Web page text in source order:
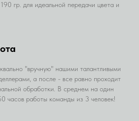
гр. для идеальной передачи цвета и
"вручную" нашими талантливыми
а после - все равно проходит
обработки. В среднем на один
часов работы команды из 3 человек!